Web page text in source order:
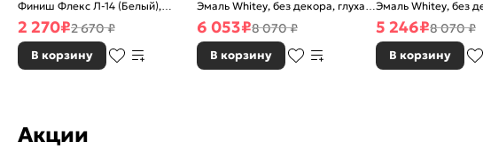
Финиш Флекс Л-14 (Белый),
глухая, каркасно-щитовая
2 270₽2 670 ₽
В корзину
Эмаль Whitey, без декора, глухая,
без стекла, без кромки, скиновая
6 053₽8 070 ₽
В корзину
Эмаль Whitey, без
без стекла, без
5 246₽8 070 ₽
В корзину
Акции